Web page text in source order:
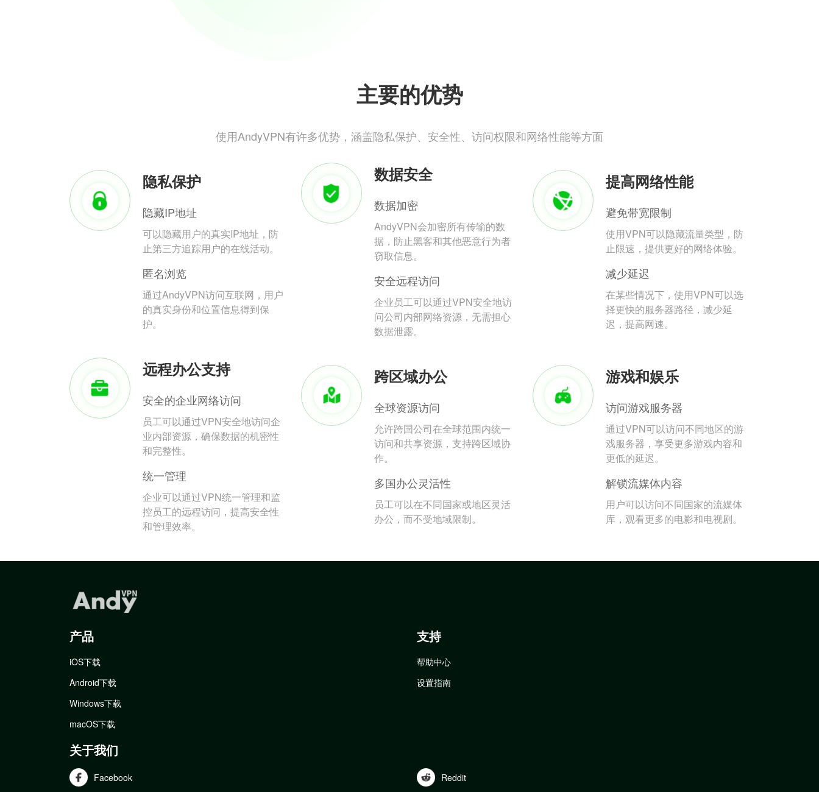
主要的优势
使用AndyVPN有许多优势，涵盖隐私保护、安全性、访问权限和网络性能等方面
隐私保护
隐藏IP地址
可以隐藏用户的真实IP地址，防
止第三方追踪用户的在线活动。
匿名浏览
通过AndyVPN访问互联网，用户
的真实身份和位置信息得到保
护。
数据安全
数据加密
AndyVPN会加密所有传输的数
据，防止黑客和其他恶意行为者
窃取信息。
安全远程访问
企业员工可以通过VPN安全地访
问公司内部网络资源，无需担心
数据泄露。
提高网络性能
避免带宽限制
使用VPN可以隐藏流量类型，防
止限速，提供更好的网络体验。
减少延迟
在某些情况下，使用VPN可以选
择更快的服务器路径，减少延
迟，提高网速。
远程办公支持
安全的企业网络访问
员工可以通过VPN安全地访问企
业内部资源，确保数据的机密性
和完整性。
统一管理
企业可以通过VPN统一管理和监
控员工的远程访问，提高安全性
和管理效率。
跨区域办公
全球资源访问
允许跨国公司在全球范围内统一
访问和共享资源，支持跨区域协
作。
多国办公灵活性
员工可以在不同国家或地区灵活
办公，而不受地域限制。
游戏和娱乐
访问游戏服务器
通过VPN可以访问不同地区的游
戏服务器，享受更多游戏内容和
更低的延迟。
解锁流媒体内容
用户可以访问不同国家的流媒体
库，观看更多的电影和电视剧。
产品
iOS下载
Android下载
Windows下载
macOS下载
支持
帮助中心
设置指南
关于我们
Facebook Reddit